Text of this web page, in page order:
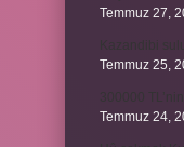
Temmuz 27,
Temmuz 25,
Temmuz 24,